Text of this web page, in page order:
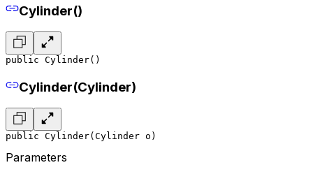
Cylinder()
public Cylinder()
Cylinder(Cylinder)
public Cylinder(Cylinder o)
Parameters